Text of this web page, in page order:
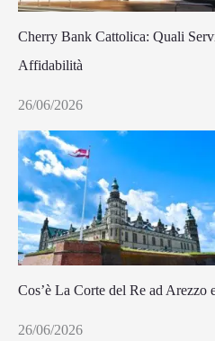
Cherry Bank Cattolica: Quali
Affidabilità
26/06/2026
Cos’è La Corte del Re ad Arezzo
26/06/2026